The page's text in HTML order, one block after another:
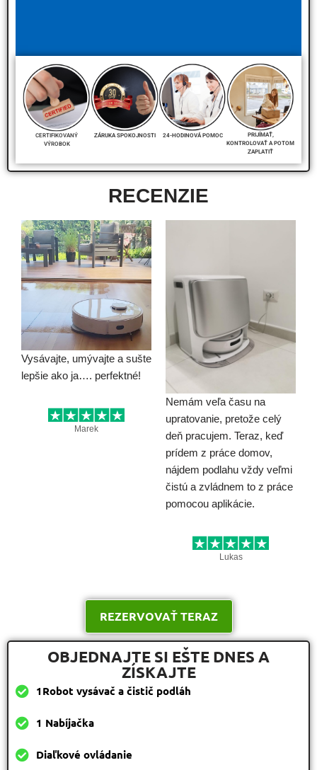
CERTIFIKOVANÝ
VÝROBOK
ZÁRUKA SPOKOJNOSTI 24-HODINOVÁ POMOC
PRIJÍMAŤ,
KONTROLOVAŤ A POTOM
ZAPLATIŤ
RECENZIE
Vysávajte, umývajte a sušte
lepšie ako ja…. perfektné!
Marek
Nemám veľa času na
upratovanie, pretože celý
deň pracujem. Teraz, keď
prídem z práce domov,
nájdem podlahu vždy veľmi
čistú a zvládnem to z práce
pomocou aplikácie.
Lukas
REZERVOVAŤ TERAZ
OBJEDNAJTE SI EŠTE DNES A
ZÍSKAJTE
1Robot vysávač a čistič podláh
1 Nabíjačka
Diaľkové ovládanie